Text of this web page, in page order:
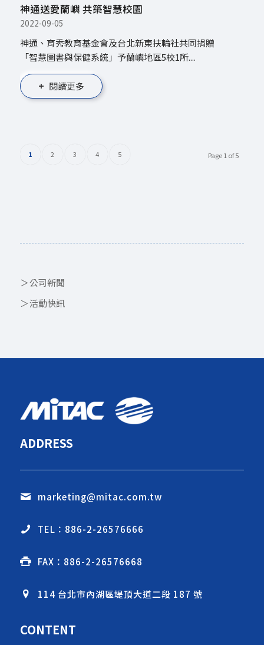
神通送愛蘭嶼 共築智慧校園
2022-09-05
神通、育秀教育基金會及台北新東扶輪社共同捐贈
「智慧圖書與保健系統」予蘭嶼地區5校1所....
閱讀更多
Page 1 of 5
1 2 3 4 5
公司新聞
活動快訊
ADDRESS
marketing@mitac.com.tw
TEL：886-2-26576666
FAX：886-2-26576668
114 台北市內湖區堤頂大道二段 187 號
CONTENT